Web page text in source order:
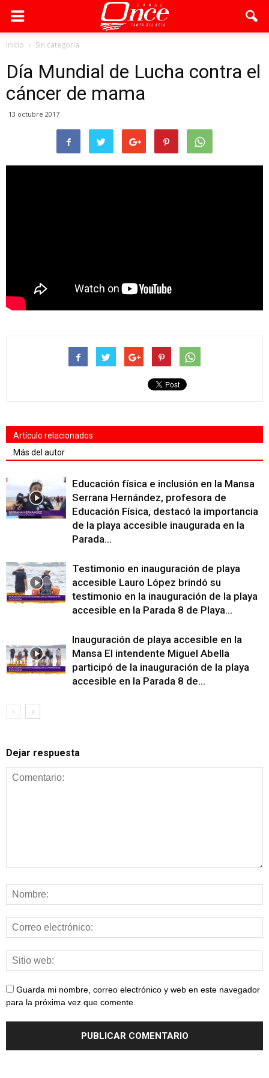
Inicio Sin categoría
Día Mundial de Lucha contra el
cáncer de mama
13 octubre 2017
Artículo relacionados
Más del autor
Educación física e inclusión en la Mansa
Serrana Hernández, profesora de
Educación Física, destacó la importancia
de la playa accesible inaugurada en la
Parada...
Testimonio en inauguración de playa
accesible Lauro López brindó su
testimonio en la inauguración de la playa
accesible en la Parada 8 de Playa...
Inauguración de playa accesible en la
Mansa El intendente Miguel Abella
participó de la inauguración de la playa
accesible en la Parada 8 de...
Dejar respuesta
Guarda mi nombre, correo electrónico y web en este navegador
para la próxima vez que comente.